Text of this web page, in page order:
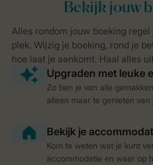
Zo ben je van alle
alleen maar te genieten van
Kom te weten wat je kunt
accommodatie en waar op